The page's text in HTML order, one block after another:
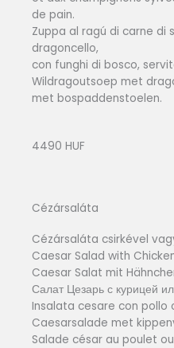
de pain.
Zuppa al ragú di carne di
dragoncello,
con funghi di bosco,
Wildragoutsoep met
met bospaddenstoelen.
4490 HUF
Cézársaláta
Cézársaláta csirkével
Caesar Salad with
Caesar Salat mit
Салат Цезарь с курицей
Insalata cesare con pollo
Caesarsalade met
Salade césar au poulet